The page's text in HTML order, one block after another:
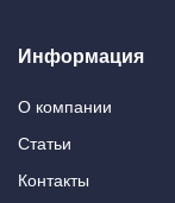
Информация
О компании
Статьи
Контакты